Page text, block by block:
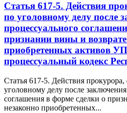
Статья 617-5. Действия
по уголовному делу после
процессуального
признании вины и
приобретенных активов
процессуальный кодекс
Статья 617-5. Действия прокурора,
уголовному делу после
соглашения в форме сделки о
незаконно приобретенных...